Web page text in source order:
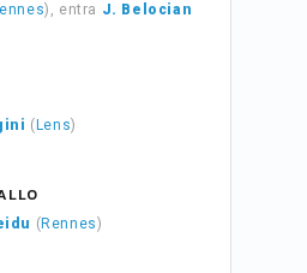
), entra J. Belocian
( Lens)
( Rennes)